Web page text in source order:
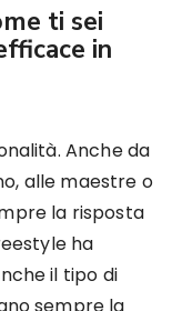
ti sei
in
Anche da
alle maestre o
la risposta
ha
il tipo di